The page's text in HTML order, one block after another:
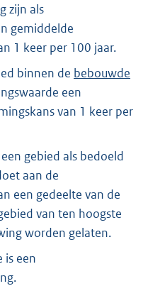
zijn als
gemiddelde
1 keer per 100 jaar.
binnen de bebouwde
een
van 1 keer per
gebied als bedoeld
aan de
een gedeelte van de
van ten hoogste
worden gelaten.
is een